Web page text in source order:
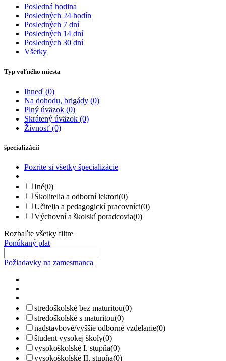
Posledná hodina
Posledných 24 hodín
Posledných 7 dní
Posledných 14 dní
Posledných 30 dní
Všetky
Typ voľného miesta
Ihneď (0)
Na dohodu, brigády (0)
Plný úväzok (0)
Skrátený úväzok (0)
Živnosť (0)
špecializácií
Pozrite si všetky špecializácie
Iné(0)
Školitelia a odborní lektori(0)
Učitelia a pedagogickí pracovníci(0)
Výchovní a školskí poradcovia(0)
Rozbaľte všetky filtre
Ponúkaný plat
Požiadavky na zamestnanca
stredoškolské bez maturitou(0)
stredoškolské s maturitou(0)
nadstavbové/vyššie odborné vzdelanie(0)
študent vysokej školy(0)
vysokoškolské I. stupňa(0)
vysokoškolské II. stupňa(0)